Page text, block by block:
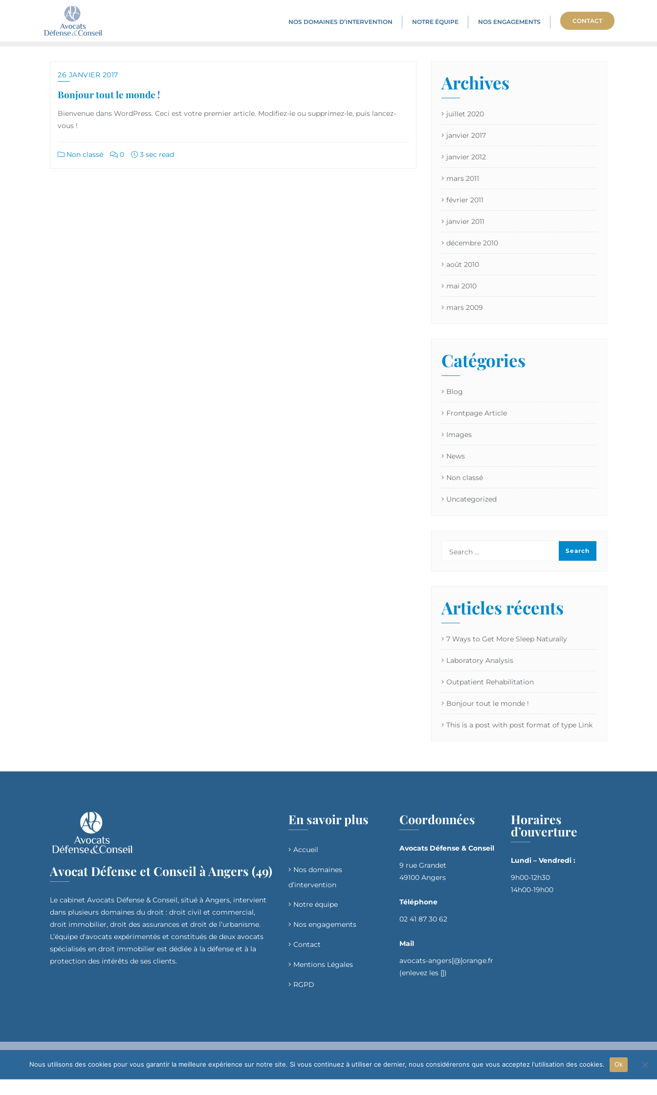
NOS DOMAINES D’INTERVENTION​ NOTRE ÉQUIPE NOS ENGAGEMENTS CONTACT
26 JANVIER 2017
Bonjour tout le monde !
Bienvenue dans WordPress. Ceci est votre premier article. Modifiez-le ou supprimez-le, puis lancez-
vous !
Non classé 0 3 sec read
Archives
juillet 2020
janvier 2017
janvier 2012
mars 2011
février 2011
janvier 2011
décembre 2010
août 2010
mai 2010
mars 2009
Catégories
Blog
Frontpage Article
Images
News
Non classé
Uncategorized
Articles récents
7 Ways to Get More Sleep Naturally
Laboratory Analysis
Outpatient Rehabilitation
Bonjour tout le monde !
This is a post with post format of type Link
Avocat Défense et Conseil à Angers (49)
Le cabinet Avocats Défense & Conseil, situé à Angers, intervient
dans plusieurs domaines du droit : droit civil et commercial,
droit immobilier, droit des assurances et droit de l’urbanisme.
L’équipe d'avocats expérimentés et constitués de deux avocats
spécialisés en droit immobilier est dédiée à la défense et à la
protection des intérêts de ses clients.
En savoir plus
Accueil
Nos domaines
d’intervention​
Notre équipe
Nos engagements
Contact
Mentions Légales
RGPD
Coordonnées
Avocats Défense & Conseil
9 rue Grandet
49100 Angers
Téléphone
02 41 87 30 62
Mail
avocats-angers[@]orange.fr
(enlevez les [])
Horaires
d’ouverture
Lundi – Vendredi :
9h00-12h30
14h00-19h00
Nous utilisons des cookies pour vous garantir la meilleure expérience sur notre site. Si vous continuez à utiliser ce dernier, nous considérerons que vous acceptez l'utilisation des cookies. Ok
Site réalisé par
© 2024 Avocats Défense & Conseil | Tous droits réservés